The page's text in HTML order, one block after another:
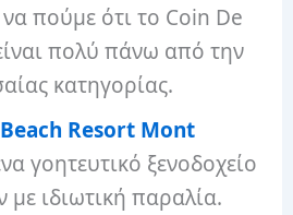
πούμε ότι το Coin De
πολύ πάνω από την
κατηγορίας.
Resort Mont
γοητευτικό ξενοδοχείο
ιδιωτική παραλία.